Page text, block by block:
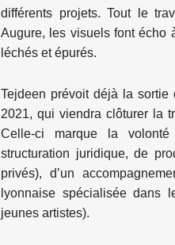
différents projets. Tout le
Augure, les visuels font écho
léchés et épurés.
Tejdeen prévoit déjà la
2021, qui viendra clôturer la
Celle-ci marque la volonté
structuration juridique, de
privés), d’un
lyonnaise spécialisée dans
jeunes artistes).